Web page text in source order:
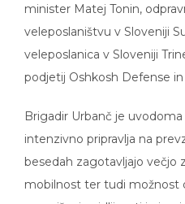
veleposlaništvu v Sloveniji
veleposlanica v Sloveniji
podjetij Oshkosh Defense in
intenzivno pripravlja na
besedah zagotavljajo večjo
mobilnost ter tudi možnost
zmanjšanje vidljivosti in